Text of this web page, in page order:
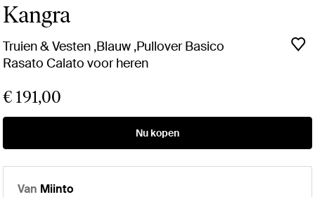
Kangra
Truien & Vesten ,Blauw ,Pullover Basico
Rasato Calato voor heren
€ 191,00
Nu kopen
Van Miinto